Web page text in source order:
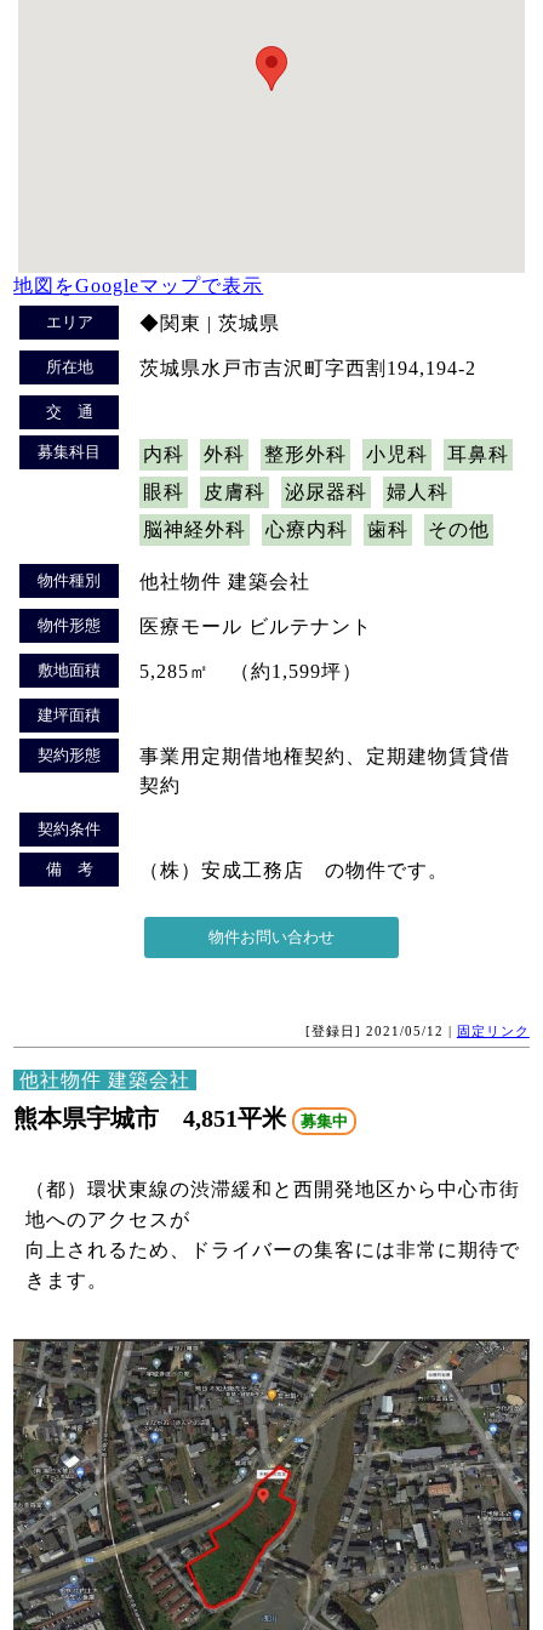
地図をGoogleマップで表示
エリア ◆関東 | 茨城県
所在地 茨城県水戸市吉沢町字西割194,194-2
交 通
募集科目 内科 外科 整形外科 小児科
耳鼻科
眼科
皮膚科 泌尿器科
婦人科
脳神経外科
心療内科 歯科 その他
物件種別 他社物件 建築会社
物件形態 医療モール ビルテナント
敷地面積 5,285㎡ （約1,599坪）
建坪面積
契約形態
事業用定期借地権契約、定期建物賃貸借
契約
契約条件
備 考 （株）安成工務店 の物件です。
[登録日] 2021/05/12 | 固定リンク
他社物件 建築会社
熊本県宇城市 4,851平米 募集中
（都）環状東線の渋滞緩和と⻄開発地区から中⼼市街
地へのアクセスが
向上されるため、ドライバーの集客には非常に期待で
きます。